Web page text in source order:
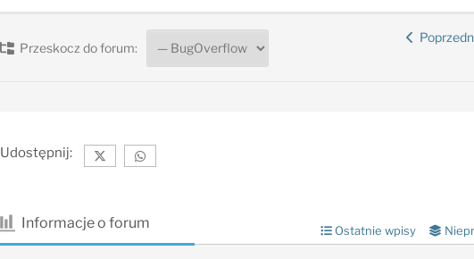
Przeskocz do forum:
Udostępnij:
Informacje o forum Ostatnie wpisy